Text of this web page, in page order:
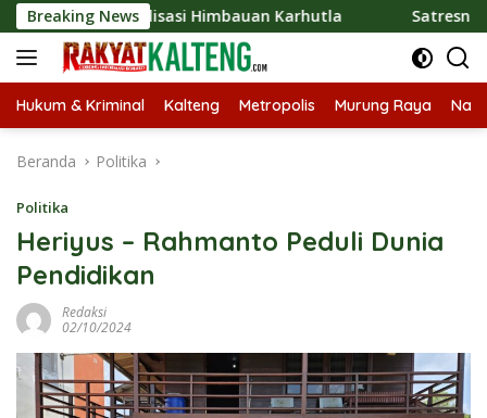
Langsung
ke
konten
Breaking News
Sosialisasi Himbauan Karhutla Satresnarkoba Polres
Hukum & Kriminal Kalteng Metropolis Murung Raya
Beranda Politika
Politika
Heriyus – Rahmanto Peduli Dunia
Pendidikan
Redaksi
02/10/2024